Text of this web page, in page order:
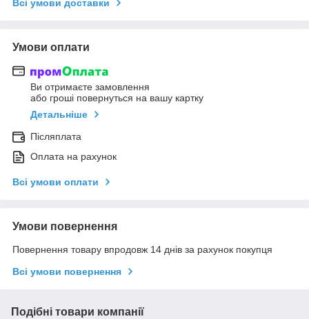
Всі умови доставки
Умови оплати
Ви отримаєте замовлення
або гроші повернуться на вашу картку
Детальніше
Післяплата
Оплата на рахунок
Всі умови оплати
Умови повернення
Повернення товару впродовж 14 днів за рахунок покупця
Всі умови повернення
Подібні товари компанії